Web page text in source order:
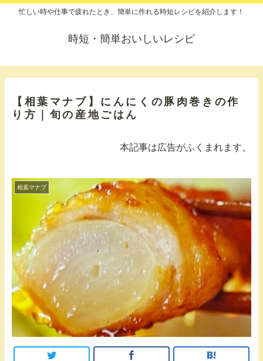
忙しい時や仕事で疲れたとき、簡単に作れる時短レシピを紹介します！
時短・簡単おいしいレシピ
【相葉マナブ】にんにくの豚肉巻きの作
り方｜旬の産地ごはん
本記事は広告がふくまれます。
相葉マナブ